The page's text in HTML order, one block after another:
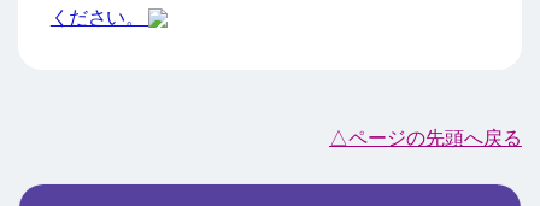
ください。
△ページの先頭へ戻る